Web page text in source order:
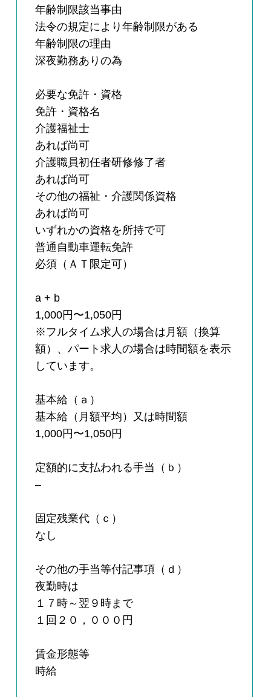
年齢制限該当事由
法令の規定により年齢制限がある
年齢制限の理由
深夜勤務ありの為
必要な免許・資格
免許・資格名
介護福祉士
あれば尚可
介護職員初任者研修修了者
あれば尚可
その他の福祉・介護関係資格
あれば尚可
いずれかの資格を所持で可
普通自動車運転免許
必須（ＡＴ限定可）
a + b
1,000円〜1,050円
※フルタイム求人の場合は月額（換算
額）、パート求人の場合は時間額を表示
しています。
基本給（ａ）
基本給（月額平均）又は時間額
1,000円〜1,050円
定額的に支払われる手当（ｂ）
–
固定残業代（ｃ）
なし
その他の手当等付記事項（ｄ）
夜勤時は
１７時～翌９時まで
１回２０，０００円
賃金形態等
時給